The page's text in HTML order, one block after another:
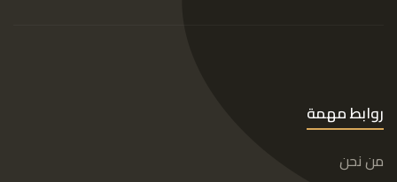
روابط مهمة
من نحن